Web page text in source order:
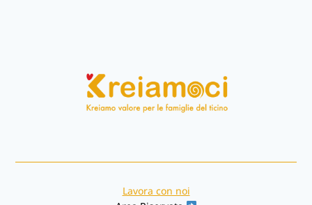
Lavora con noi